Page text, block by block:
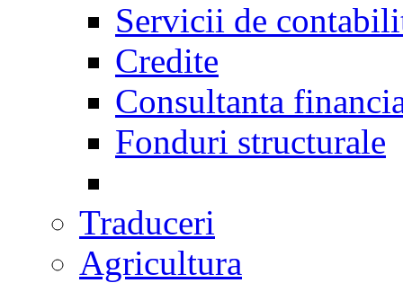
Servicii de
Credite
Consultanta
Fonduri structurale
Traduceri
Agricultura